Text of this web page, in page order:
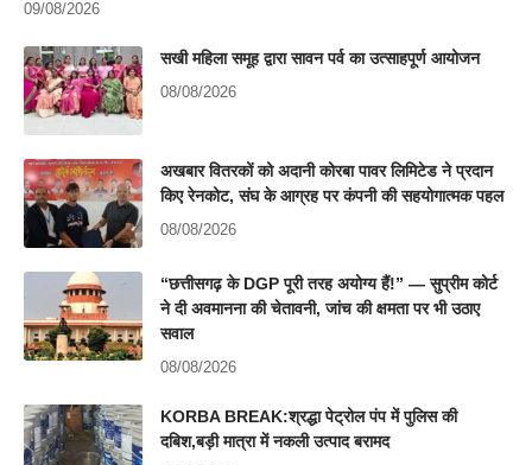
09/08/2026
सखी महिला समूह द्वारा सावन पर्व का उत्साहपूर्ण आयोजन
08/08/2026
अखबार वितरकों को अदानी कोरबा पावर लिमिटेड ने प्रदान
किए रेनकोट, संघ के आग्रह पर कंपनी की सहयोगात्मक पहल
08/08/2026
“छत्तीसगढ़ के DGP पूरी तरह अयोग्य हैं!” — सुप्रीम कोर्ट
ने दी अवमानना की चेतावनी, जांच की क्षमता पर भी उठाए
सवाल
08/08/2026
KORBA BREAK:श्रद्धा पेट्रोल पंप में पुलिस की
दबिश,बड़ी मात्रा में नकली उत्पाद बरामद